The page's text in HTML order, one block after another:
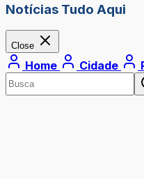
Notícias Tudo Aqui
Close
Home Cidade